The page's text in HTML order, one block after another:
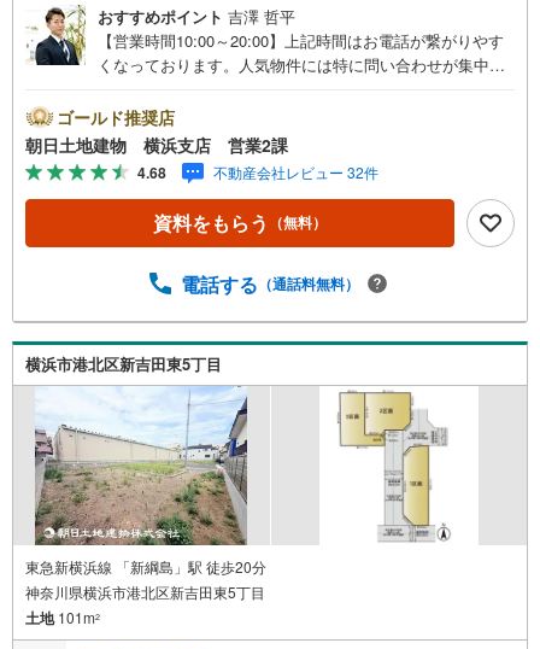
おすすめポイント 吉澤 哲平
【営業時間10:00～20:00】上記時間はお電話が繋がりやす
くなっております。人気物件には特に問い合わせが集中す
る」ボタンよりご予約いただくとご見学がスムーズです。
【コロナウイルス予防対策実施中】・ご入店時の検温とア
ルコール除菌を設置しております。・接客ブースでは、お
席の間隔を通常より広くお取りします。・全営業車に乗降
車時の消毒、除菌シート等を常備しております。・物件見
学用に使い捨てスリッパ・使い捨て手袋をご用意します。
隙間時間でご来店いただけます。・DVDやおもちゃのある
なく！授乳室やおむつ交換室も備えております。【とこと
ん納得】創業38周年の実績。東京・神奈川・埼玉エリアに1
3店舗展開中です。契約件数5万件を突破した、経験と実績
でお客様により良いご提案をするとともに、私たちはお客
様に安心と安全を提供する自信があります。
ゴールド推奨店
朝日土地建物 横浜支店 営業2課
4.68 不動産会社レビュー 32件
資料をもらう （無料）
電話する （通話料無料）
横浜市港北区新吉田東5丁目
東急新横浜線 「新綱島」駅 徒歩20分
神奈川県横浜市港北区新吉田東5丁目
土地101m2